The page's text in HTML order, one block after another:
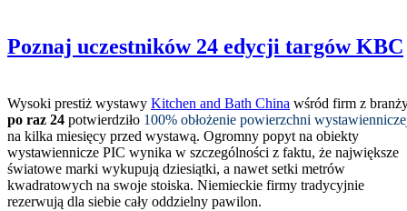
Poznaj uczestników 24 edycji targów KBC
Wysoki prestiż wystawy Kitchen and Bath China wśród firm z
po raz 24 potwierdziło 100% obłożenie powierzchni
na kilka miesięcy przed wystawą. Ogromny popyt na obiekty
wystawiennicze PIC wynika w szczególności z faktu, że największe
światowe marki wykupują dziesiątki, a nawet setki metrów
kwadratowych na swoje stoiska. Niemieckie firmy tradycyjnie
rezerwują dla siebie cały oddzielny pawilon.